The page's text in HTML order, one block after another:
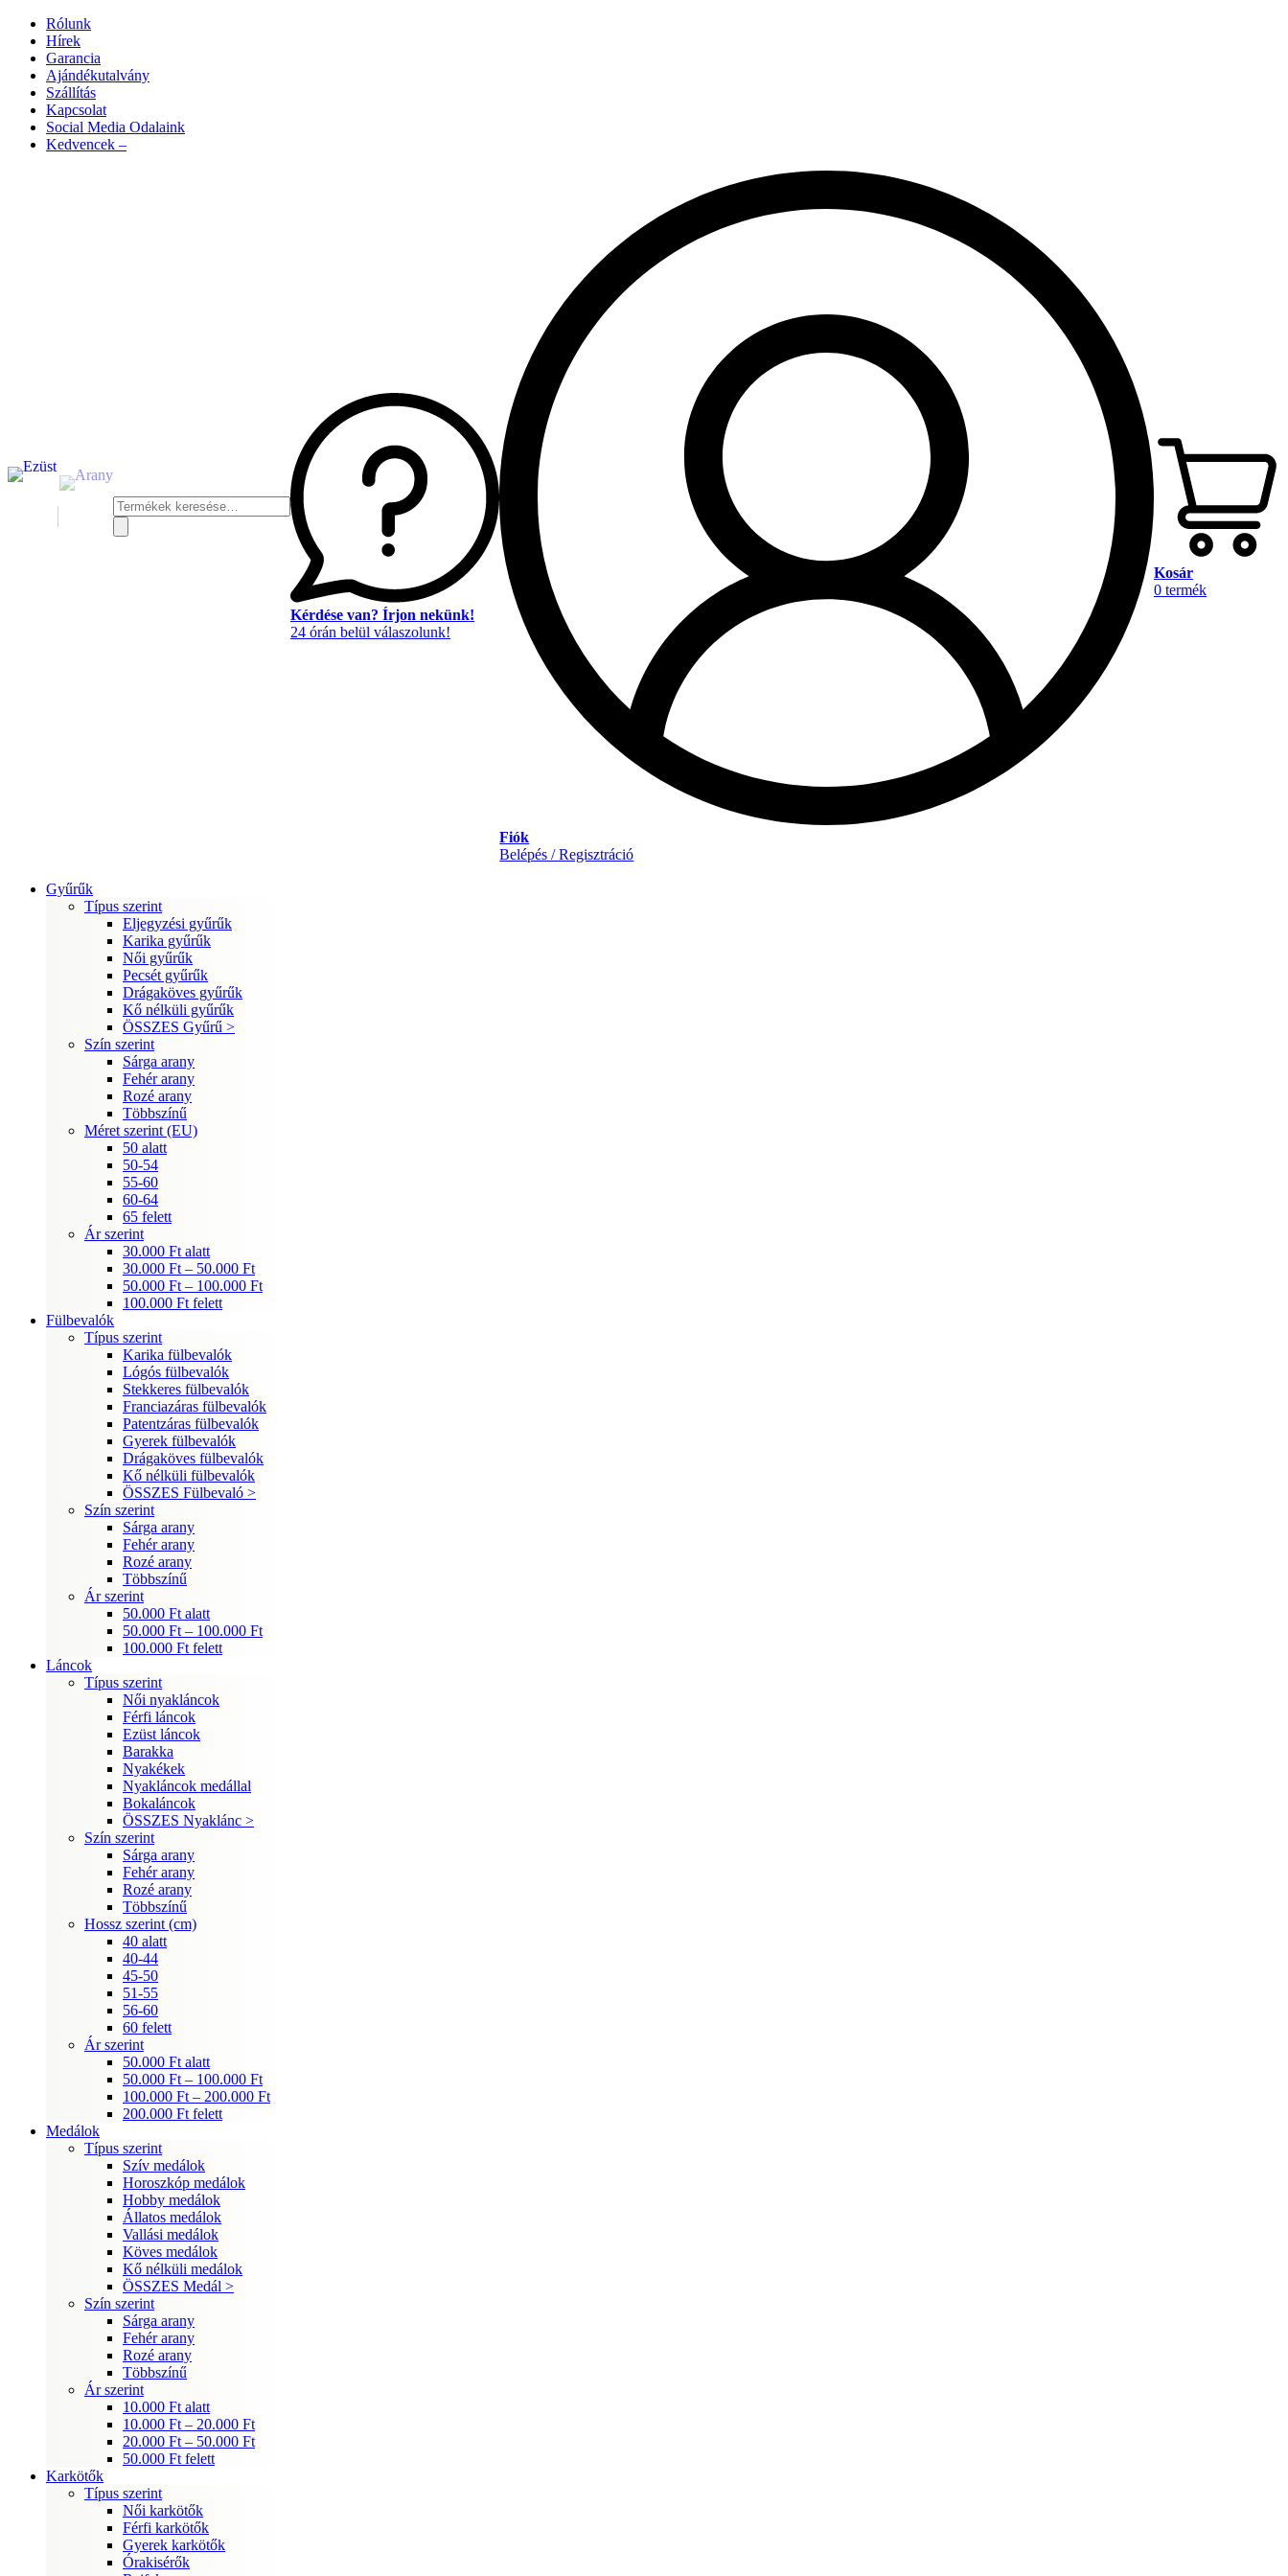
Rólunk
Hírek
Garancia
Ajándékutalvány
Szállítás
Kapcsolat
Social Media Odalaink
Kedvencek –
Keresés
a
következőre:
Kérdése van? Írjon nekünk!
24 órán belül válaszolunk!
Fiók
Belépés / Regisztráció
Kosár
0 termék
Gyűrűk
Típus szerint
Eljegyzési gyűrűk
Karika gyűrűk
Női gyűrűk
Pecsét gyűrűk
Drágaköves gyűrűk
Kő nélküli gyűrűk
ÖSSZES Gyűrű >
Szín szerint
Sárga arany
Fehér arany
Rozé arany
Többszínű
Méret szerint (EU)
50 alatt
50-54
55-60
60-64
65 felett
Ár szerint
30.000 Ft alatt
30.000 Ft – 50.000 Ft
50.000 Ft – 100.000 Ft
100.000 Ft felett
Fülbevalók
Típus szerint
Karika fülbevalók
Lógós fülbevalók
Stekkeres fülbevalók
Franciazáras fülbevalók
Patentzáras fülbevalók
Gyerek fülbevalók
Drágaköves fülbevalók
Kő nélküli fülbevalók
ÖSSZES Fülbevaló >
Szín szerint
Sárga arany
Fehér arany
Rozé arany
Többszínű
Ár szerint
50.000 Ft alatt
50.000 Ft – 100.000 Ft
100.000 Ft felett
Láncok
Típus szerint
Női nyakláncok
Férfi láncok
Ezüst láncok
Barakka
Nyakékek
Nyakláncok medállal
Bokaláncok
ÖSSZES Nyaklánc >
Szín szerint
Sárga arany
Fehér arany
Rozé arany
Többszínű
Hossz szerint (cm)
40 alatt
40-44
45-50
51-55
56-60
60 felett
Ár szerint
50.000 Ft alatt
50.000 Ft – 100.000 Ft
100.000 Ft – 200.000 Ft
200.000 Ft felett
Medálok
Típus szerint
Szív medálok
Horoszkóp medálok
Hobby medálok
Állatos medálok
Vallási medálok
Köves medálok
Kő nélküli medálok
ÖSSZES Medál >
Szín szerint
Sárga arany
Fehér arany
Rozé arany
Többszínű
Ár szerint
10.000 Ft alatt
10.000 Ft – 20.000 Ft
20.000 Ft – 50.000 Ft
50.000 Ft felett
Karkötők
Típus szerint
Női karkötők
Férfi karkötők
Gyerek karkötők
Órakisérők